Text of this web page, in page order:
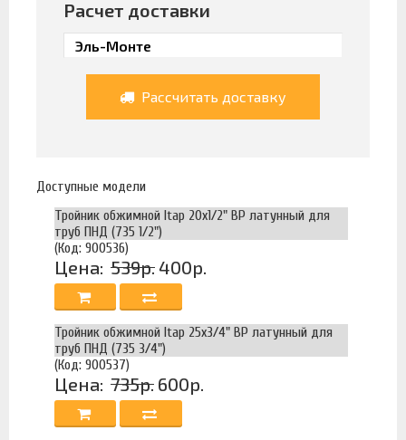
Расчет доставки
Рассчитать доставку
Доступные модели
Тройник обжимной Itap 20х1/2" ВР латунный для
труб ПНД (735 1/2")
(Код: 900536)
Цена: 539р. 400р.
Тройник обжимной Itap 25х3/4" ВР латунный для
труб ПНД (735 3/4")
(Код: 900537)
Цена: 735р. 600р.